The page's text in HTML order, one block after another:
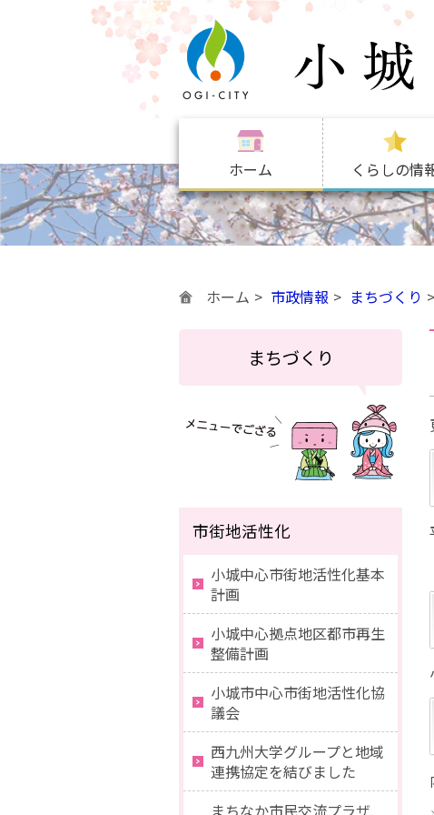
ホーム くらしの情
ホーム 市政情報 まちづくり
まちづくり
市街地活性化
小城中心市街地活性化基本
計画
小城中心拠点地区都市再生
整備計画
小城市中心市街地活性化協
議会
西九州大学グループと地域
連携協定を結びました
まちなか市民交流プラザ